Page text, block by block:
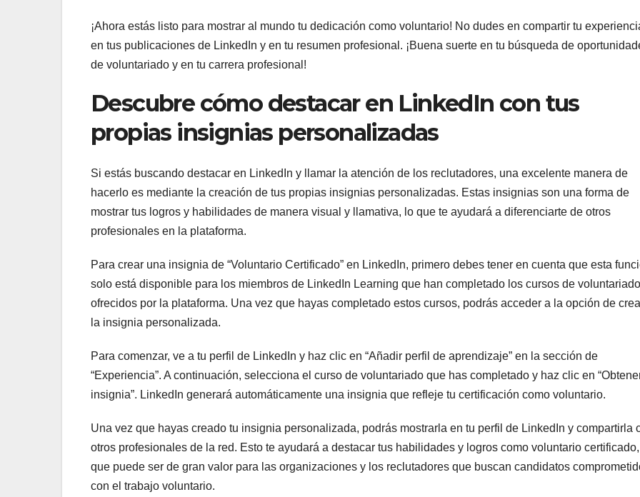
¡Ahora estás listo para mostrar al mundo tu dedicación como voluntario! No dudes en compartir tu
en tus publicaciones de LinkedIn y en tu resumen profesional. ¡Buena suerte en tu búsqueda de
de voluntariado y en tu carrera profesional!
Descubre cómo destacar en LinkedIn con tus
propias insignias personalizadas
Si estás buscando destacar en LinkedIn y llamar la atención de los reclutadores, una excelente manera de
hacerlo es mediante la creación de tus propias insignias personalizadas. Estas insignias son una forma de
mostrar tus logros y habilidades de manera visual y llamativa, lo que te ayudará a diferenciarte de otros
profesionales en la plataforma.
Para crear una insignia de “Voluntario Certificado” en LinkedIn, primero debes tener en cuenta que esta
solo está disponible para los miembros de LinkedIn Learning que han completado los cursos de voluntariado
ofrecidos por la plataforma. Una vez que hayas completado estos cursos, podrás acceder a la opción de
la insignia personalizada.
Para comenzar, ve a tu perfil de LinkedIn y haz clic en “Añadir perfil de aprendizaje” en la sección de
“Experiencia”. A continuación, selecciona el curso de voluntariado que has completado y haz clic en
insignia”. LinkedIn generará automáticamente una insignia que refleje tu certificación como voluntario.
Una vez que hayas creado tu insignia personalizada, podrás mostrarla en tu perfil de LinkedIn y compartirla
otros profesionales de la red. Esto te ayudará a destacar tus habilidades y logros como voluntario
que puede ser de gran valor para las organizaciones y los reclutadores que buscan candidatos
con el trabajo voluntario.